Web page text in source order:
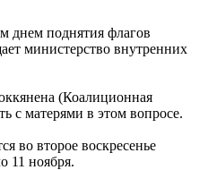
днем поднятия флагов
министерство внутренних
(Коалиционная
с матерями в этом вопросе.
во второе воскресенье
11 ноября.